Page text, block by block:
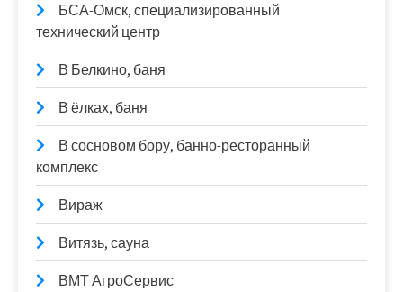
БСА-Омск, специализированный
технический центр
В Белкино, баня
В ёлках, баня
В сосновом бору, банно-ресторанный
комплекс
Вираж
Витязь, сауна
ВМТ АгроСервис